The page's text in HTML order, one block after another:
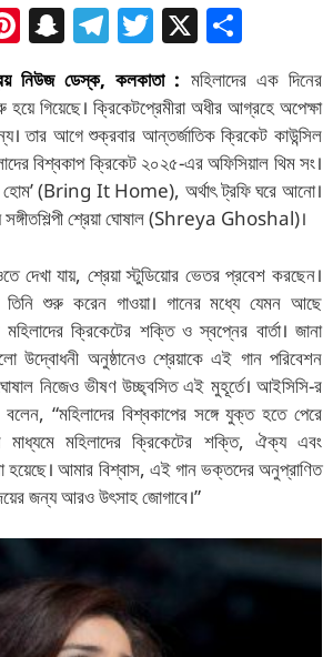
Pi
nt
er
e
st
S
a
p
c
h
at
T
e
g
ra
m
T
w
itt
er
X
ar
e
নিউজ ডেস্ক, কলকাতা : মহিলাদের এক দিনের
হয়ে গিয়েছে। ক্রিকেটপ্রেমীরা অধীর আগ্রহে অপেক্ষা
তার আগে শুক্রবার আন্তর্জাতিক ক্রিকেট কাউন্সিল
বিশ্বকাপ ক্রিকেট ২০২৫-এর অফিসিয়াল থিম সং।
ইট হোম’ (Bring It Home), অর্থাৎ ট্রফি ঘরে আনো।
সঙ্গীতশিল্পী শ্রেয়া ঘোষাল (Shreya Ghoshal)।
দেখা যায়, শ্রেয়া স্টুডিয়োর ভেতর প্রবেশ করছেন।
তিনি শুরু করেন গাওয়া। গানের মধ্যে যেমন আছে
ক্রিকেটের শক্তি ও স্বপ্নের বার্তা। জানা
উদ্বোধনী অনুষ্ঠানেও শ্রেয়াকে এই গান পরিবেশন
নিজেও ভীষণ উচ্ছ্বসিত এই মুহূর্তে। আইসিসি-র
“মহিলাদের বিশ্বকাপের সঙ্গে যুক্ত হতে পেরে
মাধ্যমে মহিলাদের ক্রিকেটের শক্তি, ঐক্য এবং
হয়েছে। আমার বিশ্বাস, এই গান ভক্তদের অনুপ্রাণিত
জন্য আরও উৎসাহ জোগাবে।”